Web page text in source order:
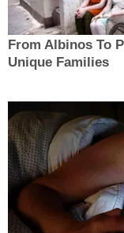
From Albinos To
Unique Families